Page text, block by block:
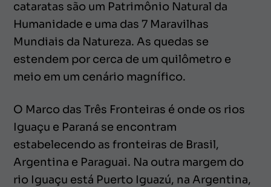
cataratas são um Patrimônio Natural da
Humanidade e uma das 7 Maravilhas
Mundiais da Natureza. As quedas se
estendem por cerca de um quilômetro e
meio em um cenário magnífico.
O Marco das Três Fronteiras é onde os rios
Iguaçu e Paraná se encontram
estabelecendo as fronteiras de Brasil,
Argentina e Paraguai. Na outra margem do
rio Iguaçu está Puerto Iguazú, na Argentina,